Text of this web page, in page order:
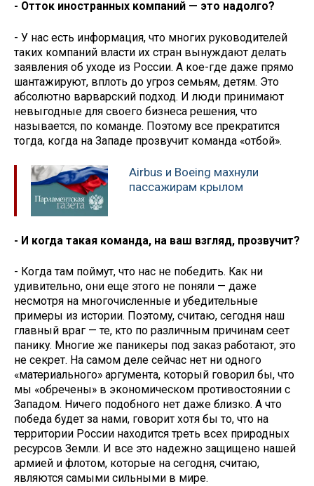
- Отток иностранных компаний — это надолго?
- У нас есть информация, что многих руководителей
таких компаний власти их стран вынуждают делать
заявления об уходе из России. А кое-где даже прямо
шантажируют, вплоть до угроз семьям, детям. Это
абсолютно варварский подход. И люди принимают
невыгодные для своего бизнеса решения, что
называется, по команде. Поэтому все прекратится
тогда, когда на Западе прозвучит команда «отбой».
Airbus и Boeing махнули
пассажирам крылом
- И когда такая команда, на ваш взгляд, прозвучит?
- Когда там поймут, что нас не победить. Как ни
удивительно, они еще этого не поняли — даже
несмотря на многочисленные и убедительные
примеры из истории. Поэтому, считаю, сегодня наш
главный враг — те, кто по различным причинам сеет
панику. Многие же паникеры под заказ работают, это
не секрет. На самом деле сейчас нет ни одного
«материального» аргумента, который говорил бы, что
мы «обречены» в экономическом противостоянии с
Западом. Ничего подобного нет даже близко. А что
победа будет за нами, говорит хотя бы то, что на
территории России находится треть всех природных
ресурсов Земли. И все это надежно защищено нашей
армией и флотом, которые на сегодня, считаю,
являются самыми сильными в мире.